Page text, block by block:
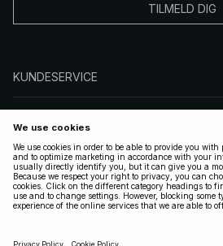
TILMELD DIG
KUNDESERVICE
FØLG OSS
LOVLIG